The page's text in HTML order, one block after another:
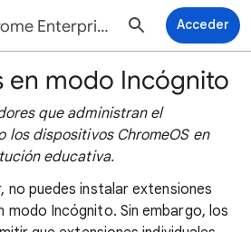
Ayuda de Chrome Enterprise and Education Acceder
en modo Incógnito
que administran el
los dispositivos ChromeOS en
educativa.
no puedes instalar extensiones
Incógnito. Sin embargo, los